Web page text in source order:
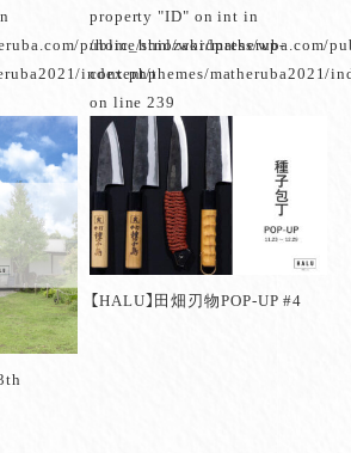
public_html/wordpress/wp-
index.php
property "ID" on int in
/home/shiozaki/matheruba.com/
content/themes/matheruba2021/
on line239
【HALU】田畑刃物POP-UP #4